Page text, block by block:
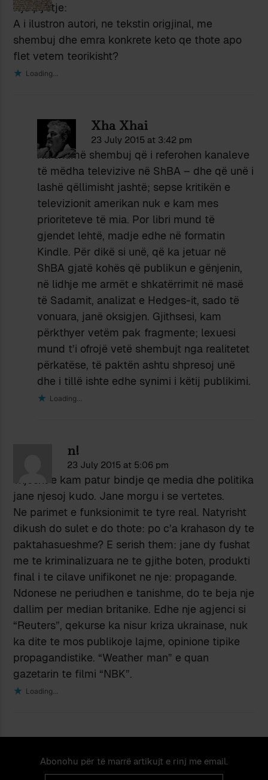
Nje pyetje:
A i ilustron autori, ne tekstin origjinal, me
shembuj dhe emra konkrete keto qe thote apo
flet vetem teorikisht?
Loading...
Xha Xhai
23 July 2015 at 3:42 pm
Ka shumë shembuj që i referohen kanaleve
të mëdha televizive në ShBA – dhe që unë i
lashë qëllimisht jashtë; sepse kritikën e
televizionit amerikan nuk e kam mes
prioriteteve të mia. Por libri mund të
gjendet lehtë, madje edhe në formatin
Kindle. Për dikë si unë, që ka jetuar në
ShBA gjatë kohës që publikun e gënjenin,
në lidhje me armët e shkatërrimit në masë
të Sadamit, analizat e Hedges-it, sado të
vonuara, janë oksigjen. Gjithsesi, kam
përkthyer vetëm pak fragmente; lexuesi
mund t’i ofrojë vetë shembujt nga realitetet
përkatëse, të paktën ashtu shpresoj unë
dhe i tillë ishte edhe synimi i këtij publikimi.
Loading...
n!
23 July 2015 at 5:06 pm
Thjesht e kam patur bindje qe media dhe politika
jane njesoj kudo. Jane morgu i se vertetes.
Ne parimet e funksionimit te tyre real. Natyrisht
dikush do sulet e do thote: po c’a krahason dy te
paktahasueshme? E serish them: jane dy fushat
me te kriminalizuara ne te gjithe boten, produkti
final i te cilave unifikonet ne nje: propagande.
Ndonese ne periudhen e tanishme, do te beja nje
dallim per median britanike. Edhe nje agjenci si
“Reuters”, qekurse ka nisur kriza ukrainase, nuk
ka dite te mos publikoje lajme, opinione tipike
propagandistike. “Weather man” e quan
gazetarin te filmi “NBK”.
Loading...
Abonohu për të marrë artikujt e rinj me email.
Email